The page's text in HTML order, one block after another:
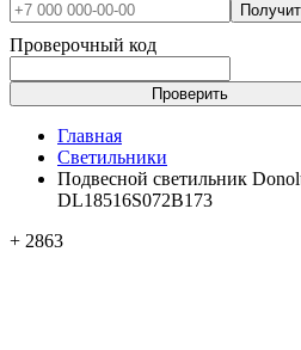
Проверочный код
Проверить
Главная
Светильники
Подвесной светильник
DL18516S072B173
+ 2863